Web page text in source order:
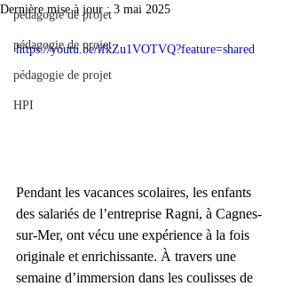
pédagogie de projet
pédagogie de projet
pédagogie de projet
HPI
Dernière mise à jour :3 mai 2025
https://youtu.be/ifkZu1VOTVQ?feature=shared
Pendant les vacances scolaires, les enfants
des salariés de l’entreprise Ragni, à Cagnes-
sur-Mer, ont vécu une expérience à la fois
originale et enrichissante. À travers une
semaine d’immersion dans les coulisses de